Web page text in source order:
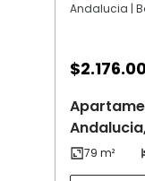
Andalucia |
$